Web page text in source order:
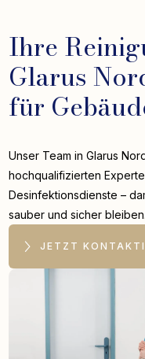
Ihre
Glarus
für
Unser Team in Glarus
hochqualifizierten
Desinfektionsdienste –
sauber und sicher bleiben.
JETZT